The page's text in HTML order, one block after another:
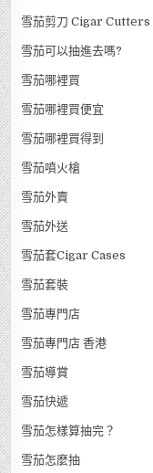
雪茄剪刀 Cigar Cutters
雪茄可以抽進去嗎?
雪茄哪裡買
雪茄哪裡買便宜
雪茄哪裡買得到
雪茄噴火槍
雪茄外賣
雪茄外送
雪茄套Cigar Cases
雪茄套裝
雪茄專門店
雪茄專門店 香港
雪茄導賞
雪茄快遞
雪茄怎樣算抽完？
雪茄怎麼抽